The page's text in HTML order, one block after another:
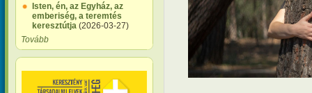
Isten, én, az Egyház, az
emberiség, a teremtés
keresztútja (2026-03-27)
Tovább